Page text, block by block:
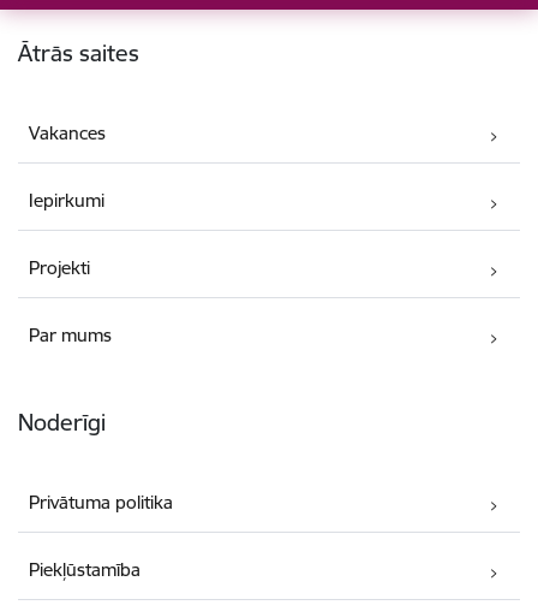
Kājene
Ātrās saites
Vakances
Iepirkumi
Projekti
Par mums
Noderīgi
Privātuma politika
Piekļūstamība